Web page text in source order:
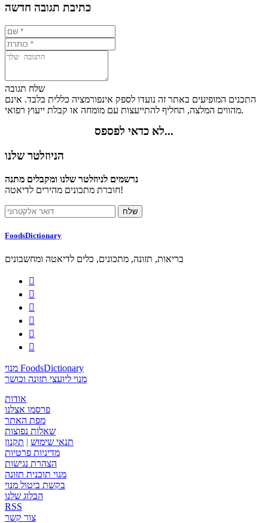
כתיבת תגובה חדשה
שלח תגובה
התכנים המופיעים באתר זה נועדו לספק אינפורמציה כללית בלבד. אינם
מהווים המלצה, תחליף להתייעצות עם מומחה או קבלת ייעוץ רפואי.
לא כדאי לפספס...
הניוזלטר שלנו
נרשמים לניוזלטר שלנו ומקבלים מתנה
חוברת מתכונים מהירים לדיאטה!
FoodsDictionary
בריאות, תזונה, מתכונים, כלים לדיאטה ומחשבונים






מנוי FoodsDictionary
מנוי ליועצי תזונה וכושר
אודות
פרסמו אצלנו
מפת האתר
שאלות נפוצות
תנאי שימוש | תקנון
מדיניות פרטיות
הצהרת נגישות
מנוי תוכנית תזונה
בקשת ביטול מנוי
הבלוג שלנו
RSS
צור קשר